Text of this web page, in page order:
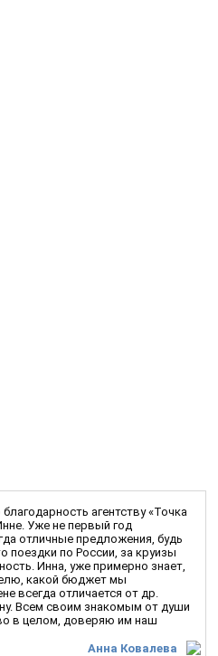
Анна Ковалева
агентству «Точка
Уже не первый год
отличные предложения, будь
поездки по России, за круизы
Инна, уже примерно знает,
какой бюджет мы
всегда отличается от др.
Всем своим знакомым от души
в целом, доверяю им наш